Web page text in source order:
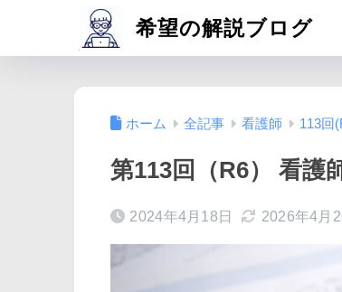
希望の解説ブログ
ホーム 全記事 看護師 113回
第113回（R6） 看護
2024年4月18日 2026年4月